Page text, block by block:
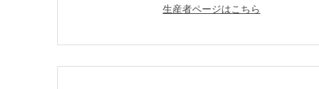
生産者ページはこちら